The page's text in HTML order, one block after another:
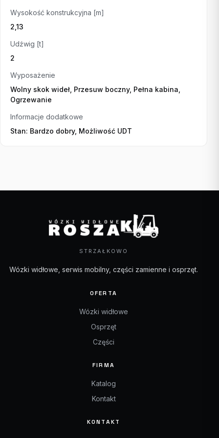
Wysokość konstrukcyjna [m]
2,13
Udźwig [t]
2
Wyposażenie
Wolny skok wideł, Przesuw boczny, Pełna kabina,
Ogrzewanie
Informacje dodatkowe
Stan: Bardzo dobry, Możliwość UDT
STRZAŁKOWO
Wózki widłowe, serwis mobilny, części zamienne i osprzęt.
OFERTA
Wózki widłowe
Osprzęt
Części
FIRMA
Katalog
Kontakt
KONTAKT